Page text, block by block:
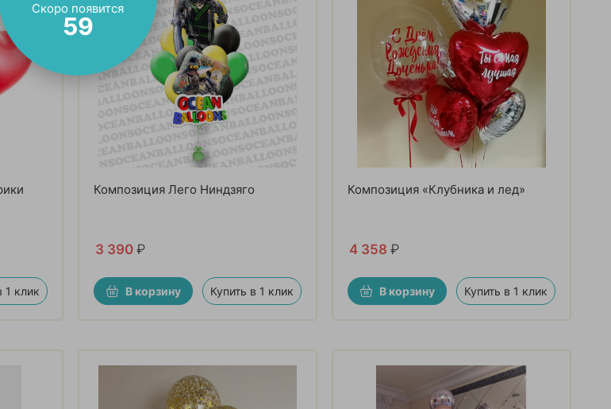
1 клик
Композиция Лего Ниндзяго
3 390 ₽
В корзину Купить в 1 клик
Композиция «Клубника и лед»
4 358 ₽
В корзину Купить в 1 клик
Скоро появится
58